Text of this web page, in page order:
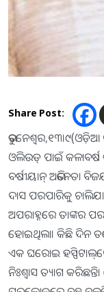
Share Post:
ଓଲିଉଡ୍‌ ପାଇଁ କଳାବର୍ଷ
ବର୍ଷୀୟାନ୍‌ ଅଭିନେତା
ଦାସ ପରପାରିକୁ
ଅପରାହ୍ନରେ ତାଙ୍କର
ହୋଇଥିଲା। କିଛି ଦିନ
ଏକ ଘରୋଇ
ନିଃଶ୍ଵାସ ତ୍ୟାଗ